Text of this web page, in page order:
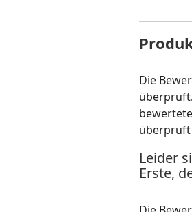
Die
überprüft
Leider
Erste,